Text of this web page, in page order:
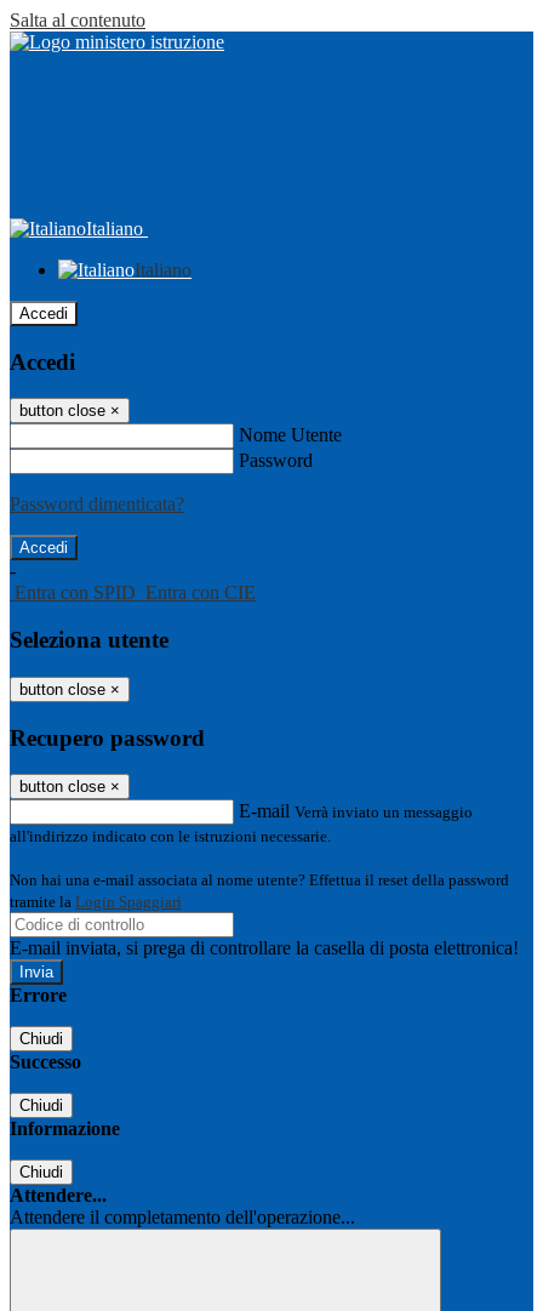
Salta al contenuto
Italiano
Italiano
Accedi
Accedi
button close ×
Nome Utente
Password
Password dimenticata?
-
Entra con SPID Entra con CIE
Seleziona utente
button close ×
Recupero password
button close ×
E-mail Verrà inviato un messaggio
all'indirizzo indicato con le istruzioni necessarie.
Non hai una e-mail associata al nome utente? Effettua il reset della password
tramite la Login Spaggiari
E-mail inviata, si prega di controllare la casella di posta elettronica!
Errore
Chiudi
Successo
Chiudi
Informazione
Chiudi
Attendere...
Attendere il completamento dell'operazione...